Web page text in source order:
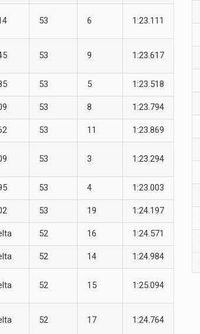
53 6 1:23.111
53 9 1:23.617
53 5 1:23.518
53 8 1:23.794
53 11 1:23.869
53 3 1:23.294
53 4 1:23.003
53 19 1:24.197
52 16 1:24.571
52 14 1:24.984
52 15 1:25.094
52 17 1:24.764